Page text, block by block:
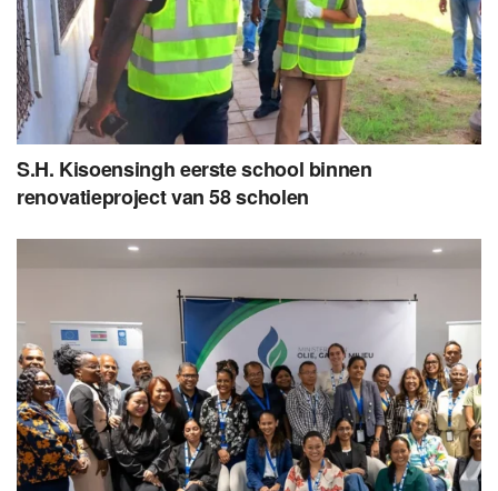
S.H. Kisoensingh eerste school binnen
renovatieproject van 58 scholen